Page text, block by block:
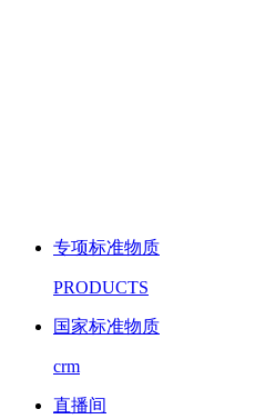
专项标准物质
PRODUCTS
国家标准物质
crm
直播间